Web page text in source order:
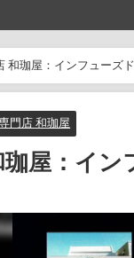
和珈屋：インフューズ
門店 和珈屋
屋：イ